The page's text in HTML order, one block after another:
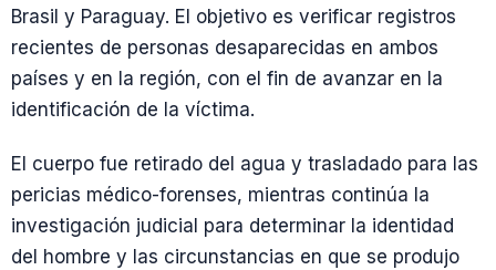
Brasil y Paraguay. El objetivo es verificar registros
recientes de personas desaparecidas en ambos
países y en la región, con el fin de avanzar en la
identificación de la víctima.
El cuerpo fue retirado del agua y trasladado para las
pericias médico-forenses, mientras continúa la
investigación judicial para determinar la identidad
del hombre y las circunstancias en que se produjo